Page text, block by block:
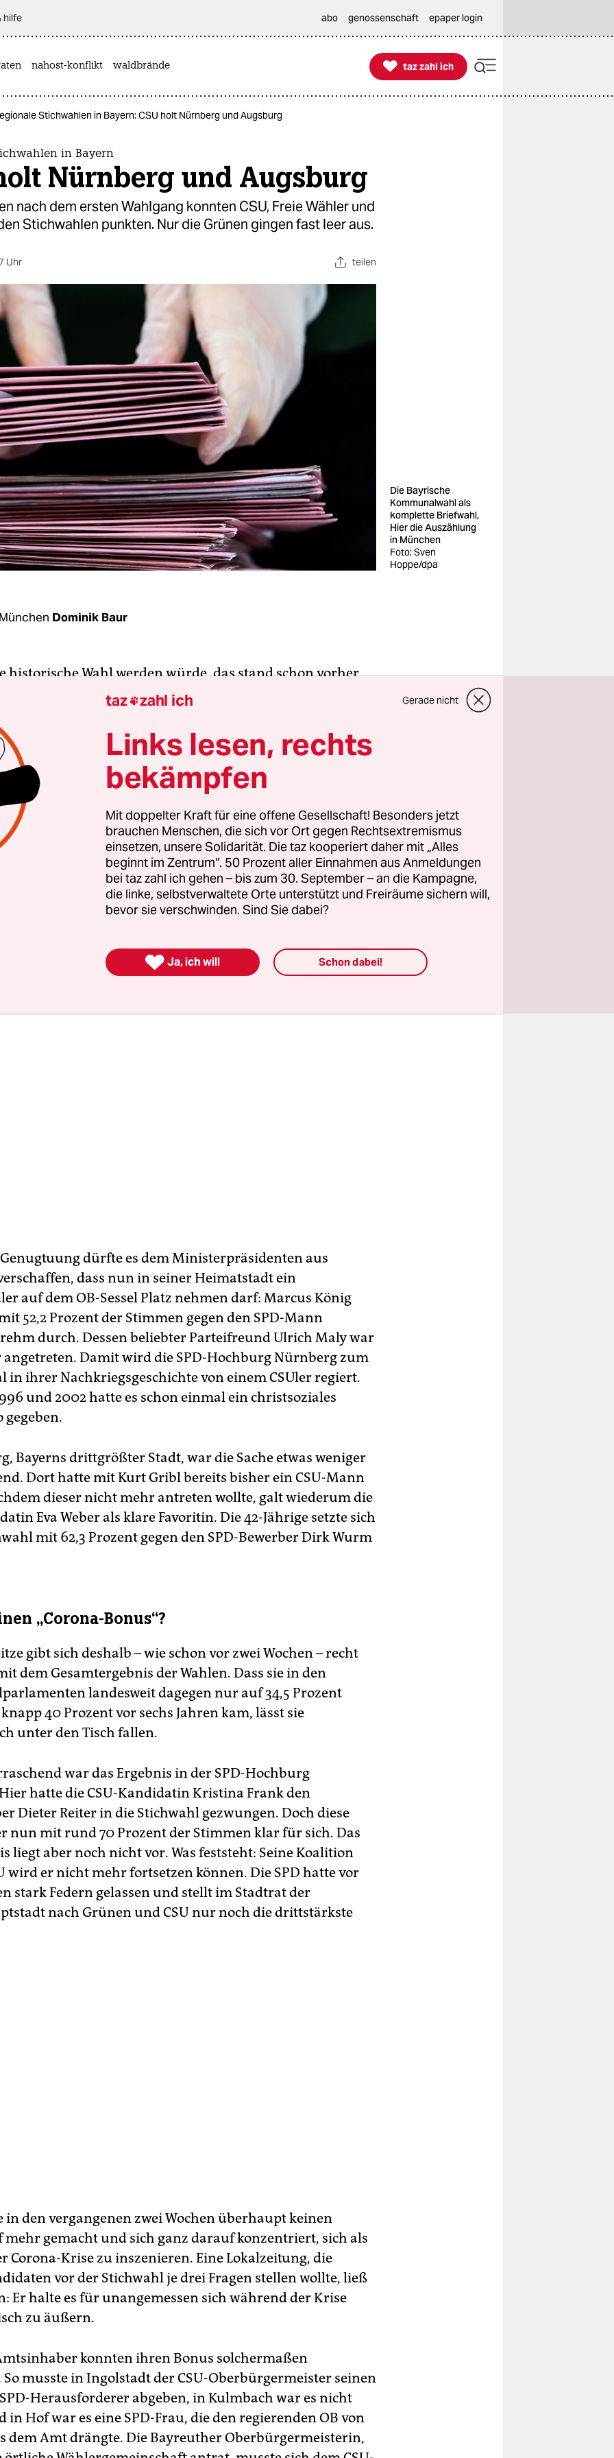
hilfe abo genossenschaft epaper login
nahost-konflikt waldbrände 
taz zahl ich
taz zahl ich
Stichwahlen in Bayern: CSU holt Nürnberg und Augsburg
in Bayern
Nürnberg und Augsburg
nach dem ersten Wahlgang konnten CSU, Freie Wähler und
Stichwahlen punkten. Nur die Grünen gingen fast leer aus.
Uhr teilen
Die Bayrische
Kommunalwahl als
komplette Briefwahl,
Hier die Auszählung
in München
Foto: Sven
Hoppe/dpa
Dominik Baur
historische Wahl werden würde, das stand schon vorher
bayerische Wahl ganz ohne Wahllokale. Die kommunalen
in Bayern fanden wegen der
ausschließlich per Brief statt. Zumindest der
tat das offenbar gut, sie war vielerorts höher als im
vor zwei Wochen. Rund 750 mal war eine Stichwahl
auch 18 Landräte und 16 Oberbürgermeister von
wurden erst an diesem Sonntag bestimmt. Überall
am 14. März keiner der Kandidaten eine absolute
Stimmen erringen konnte.
sich vor allem die CSU, aber auch Freie Wähler und SPD
Erfolge verzeichnen – zum Teil durchaus
die Ergebnisse aus Nürnberg und Augsburg vorlagen. In
machte seine Partei das Rennen.
dürfte es dem Ministerpräsidenten aus
dass nun in seiner Heimatstadt ein
auf dem OB-Sessel Platz nehmen darf: Marcus König
52,2 Prozent der Stimmen gegen den SPD-Mann
durch. Dessen beliebter Parteifreund Ulrich Maly war
Damit wird die SPD-Hochburg Nürnberg zum
in ihrer Nachkriegsgeschichte von einem CSUler regiert.
und 2002 hatte es schon einmal ein christsoziales
Bayerns drittgrößter Stadt, war die Sache etwas weniger
Dort hatte mit Kurt Gribl bereits bisher ein CSU-Mann
dieser nicht mehr antreten wollte, galt wiederum die
Eva Weber als klare Favoritin. Die 42-Jährige setzte sich
mit 62,3 Prozent gegen den SPD-Bewerber Dirk Wurm
„Corona-Bonus“?
gibt sich deshalb – wie schon vor zwei Wochen – recht
dem Gesamtergebnis der Wahlen. Dass sie in den
landesweit dagegen nur auf 34,5 Prozent
40 Prozent vor sechs Jahren kam, lässt sie
unter den Tisch fallen.
war das Ergebnis in der SPD-Hochburg
hatte die CSU-Kandidatin Kristina Frank den
Dieter Reiter in die Stichwahl gezwungen. Doch diese
nun mit rund 70 Prozent der Stimmen klar für sich. Das
liegt aber noch nicht vor. Was feststeht: Seine Koalition
wird er nicht mehr fortsetzen können. Die SPD hatte vor
stark Federn gelassen und stellt im Stadtrat der
nach Grünen und CSU nur noch die drittstärkste
in den vergangenen zwei Wochen überhaupt keinen
mehr gemacht und sich ganz darauf konzentriert, sich als
Corona-Krise zu inszenieren. Eine Lokalzeitung, die
vor der Stichwahl je drei Fragen stellen wollte, ließ
Er halte es für unangemessen sich während der Krise
zu äußern.
konnten ihren Bonus solchermaßen
So musste in Ingolstadt der CSU-Oberbürgermeister seinen
Herausforderer abgeben, in Kulmbach war es nicht
in Hof war es eine SPD-Frau, die den regierenden OB von
dem Amt drängte. Die Bayreuther Oberbürgermeisterin,
taz zahl ich Gerade nicht
Links lesen, rechts
bekämpfen
Mit doppelter Kraft für eine offene Gesellschaft! Besonders jetzt
brauchen Menschen, die sich vor Ort gegen Rechtsextremismus
einsetzen, unsere Solidarität. Die taz kooperiert daher mit „Alles
beginnt im Zentrum“. 50 Prozent aller Einnahmen aus Anmeldungen
bei taz zahl ich gehen – bis zum 30. September – an die Kampagne,
die linke, selbstverwaltete Orte unterstützt und Freiräume sichern will,
bevor sie verschwinden. Sind Sie dabei?
 Ja, ich will Schon dabei!